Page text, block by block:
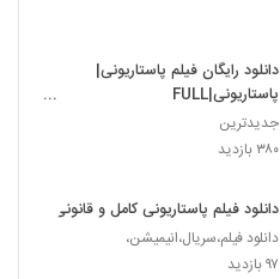
دانلود رایگان فیلم پاستاریونی|
پاستاریونی|FULL
فیلم پاستاریونی
جدیدترین
۳۸۰ بازدید
دانلود فیلم پاستاریونی کامل و قانونی
دانلود فیلم،سریال،انیمیشن،
۹۷ بازدید